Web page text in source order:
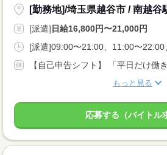
[勤務地]/埼玉県越谷市 / 南越谷
[派遣] 日給16,800円〜21,000円
[派遣]09:00〜21:00、11:00〜
もっと見る
応募する（バイトル